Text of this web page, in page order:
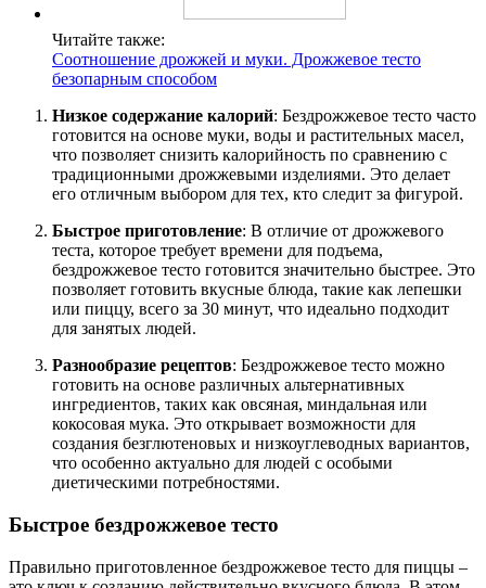
Читайте также:
Соотношение дрожжей и муки. Дрожжевое тесто
безопарным способом
Низкое содержание калорий: Бездрожжевое тесто часто
готовится на основе муки, воды и растительных масел,
что позволяет снизить калорийность по сравнению с
традиционными дрожжевыми изделиями. Это делает
его отличным выбором для тех, кто следит за фигурой.
Быстрое приготовление: В отличие от дрожжевого
теста, которое требует времени для подъема,
бездрожжевое тесто готовится значительно быстрее. Это
позволяет готовить вкусные блюда, такие как лепешки
или пиццу, всего за 30 минут, что идеально подходит
для занятых людей.
Разнообразие рецептов: Бездрожжевое тесто можно
готовить на основе различных альтернативных
ингредиентов, таких как овсяная, миндальная или
кокосовая мука. Это открывает возможности для
создания безглютеновых и низкоуглеводных вариантов,
что особенно актуально для людей с особыми
диетическими потребностями.
Быстрое бездрожжевое тесто
Правильно приготовленное бездрожжевое тесто для пиццы –